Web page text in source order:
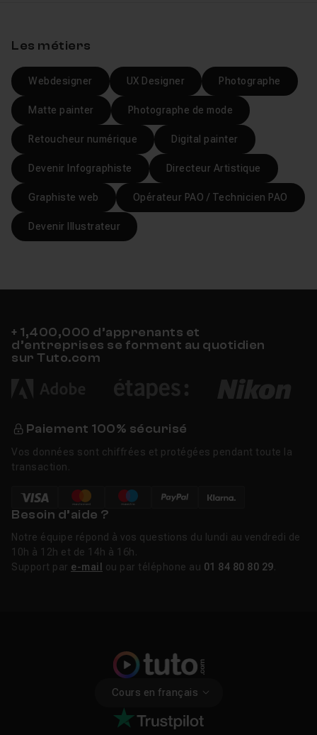
Les métiers
Webdesigner UX Designer Photographe
Matte painter Photographe de mode
Retoucheur numérique Digital painter
Devenir Infographiste Directeur Artistique
Graphiste web Opérateur PAO / Technicien PAO
Devenir Illustrateur
+ 1,400,000 d’apprenants et
d’entreprises se forment au quotidien
sur Tuto.com
Paiement 100% sécurisé
Vos données sont chiffrées et protégées pendant toute la
transaction.
Besoin d’aide ?
Notre équipe répond à vos questions du lundi au vendredi de
10h à 12h et de 14h à 16h.
Support par e-mail ou par téléphone au 01 84 80 80 29
Cours en français